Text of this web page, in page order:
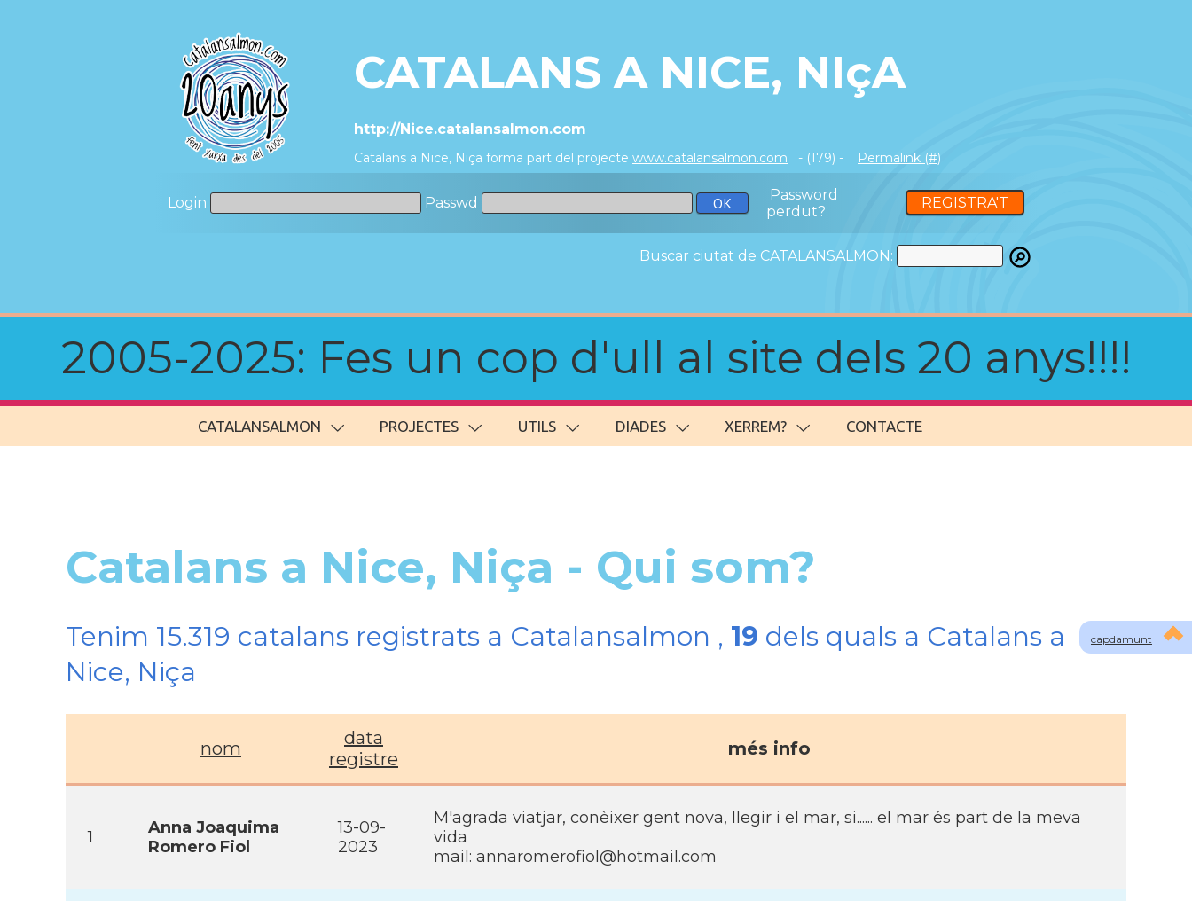
CATALANS A NICE, NIçA
http://Nice.catalansalmon.com
Catalans a Nice, Niça forma part del projecte www.catalansalmon.com - (179) - Permalink (#)
Login Passwd
Password
perdut?
REGISTRA'T
Buscar ciutat de CATALANSALMON:
2005-2025: Fes un cop d'ull al site dels 20 anys!!!!
CATALANSALMON PROJECTES UTILS DIADES XERREM? CONTACTE
capdamunt
Catalans a Nice, Niça - Qui som?
Tenim 15.319 catalans registrats a Catalansalmon , 19 dels quals a Catalans a
Nice, Niça
nom
data
registre
més info
1
Anna Joaquima
Romero Fiol
13-09-
2023
M'agrada viatjar, conèixer gent nova, llegir i el mar, si...... el mar és part de la meva
vida
mail: annaromerofiol@hotmail.com